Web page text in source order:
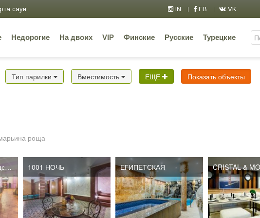
саун IN FB VK
Недорогие На двоих VIP Финские Русские Турецкие
Тип парилки Вместимость ЕЩЕ Показать объекты
роща
Каскад на Автозаводской 1001 НОЧЬ ЕГИПЕТСКАЯ CRISTAL &